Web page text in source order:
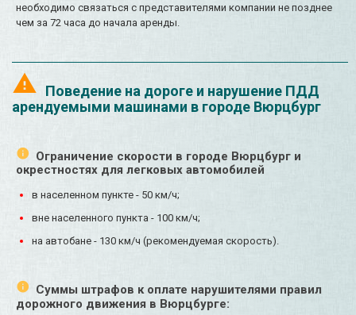
необходимо связаться с представителями компании не позднее
чем за 72 часа до начала аренды.
Поведение на дороге и нарушение ПДД
арендуемыми машинами в городе Вюрцбург
Ограничение скорости в городе Вюрцбург и
окрестностях для легковых автомобилей
в населенном пункте - 50 км/ч;
вне населенного пункта - 100 км/ч;
на автобане - 130 км/ч (рекомендуемая скорость).
Суммы штрафов к оплате нарушителями правил
дорожного движения в Вюрцбурге: